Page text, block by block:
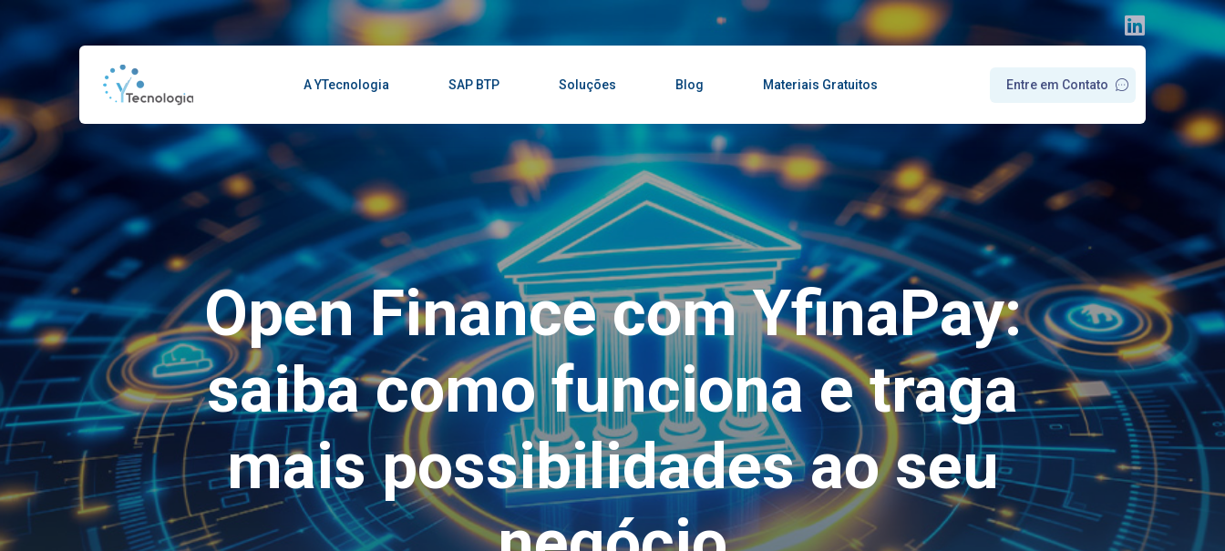
A YTecnologia SAP BTP Soluções Blog Materiais Gratuitos Entre em Contato
Open Finance com YfinaPay:
saiba como funciona e traga
mais possibilidades ao seu